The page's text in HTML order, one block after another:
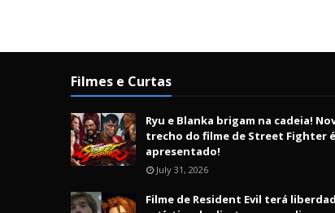
Filmes e Curtas
Ryu e Blanka brigam na cadeia!
trecho do filme de Street Fighter é
apresentado!
July 31, 2026
Filme de Resident Evil terá